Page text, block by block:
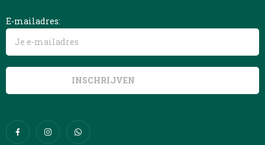
E-mailadres: